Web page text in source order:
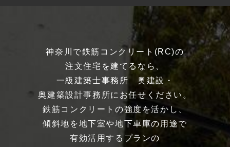
神奈川で鉄筋コンクリート(RC)の
注文住宅を建てるなら、
一級建築士事務所 奥建設・
奥建築設計事務所にお任せください。
鉄筋コンクリートの強度を活かし、
傾斜地を地下室や地下車庫の用途で
有効活用するプランの